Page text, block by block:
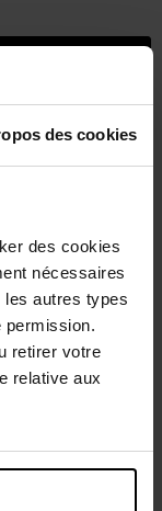
des cookies
des cookies
nécessaires
les autres types
permission.
retirer votre
relative aux
55€